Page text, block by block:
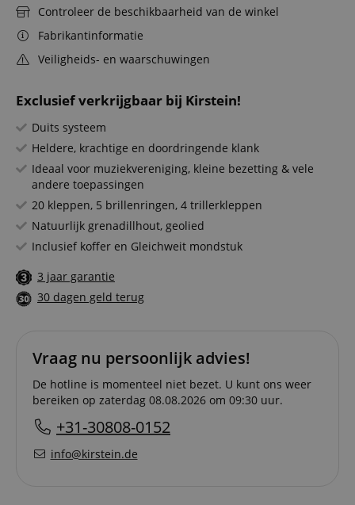
Exclusief verkrijgbaar bij Kirstein!
Duits systeem
Heldere, krachtige en doordringende klank
Ideaal voor muziekvereniging, kleine bezetting & vele
andere toepassingen
20 kleppen, 5 brillenringen, 4 trillerkleppen
Natuurlijk grenadillhout, geolied
Inclusief koffer en Gleichweit mondstuk
3 jaar garantie
30 dagen geld terug
Controleer de beschikbaarheid van de winkel
Fabrikantinformatie
Veiligheids- en waarschuwingen
Vraag nu persoonlijk advies!
De hotline is momenteel niet bezet. U kunt ons weer
bereiken op zaterdag 08.08.2026 om 09:30 uur.
+31-30808-0152
info@kirstein.de